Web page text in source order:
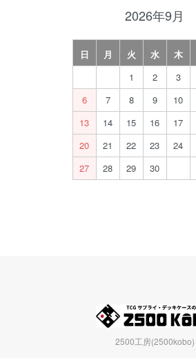
2026年9月
日 月 火 水 木
1
2 3
6
7 8 9 10
13
14 15 16 17
20
21 22 23 24
27
28 29 30
2500工房(2500kobo)